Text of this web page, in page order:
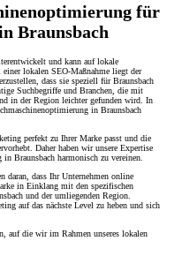
für
Braunsbach
und kann auf lokale
lokalen SEO-Maßnahme liegt der
dass sie speziell für Braunsbach
Suchbegriffe und Branchen, die mit
in der Region leichter gefunden wird. In
in Braunsbach
perfekt zu Ihrer Marke passt und die
Daher haben wir unsere Expertise
Braunsbach harmonisch zu vereinen.
dass Ihr Unternehmen online
in Einklang mit den spezifischen
und der umliegenden Region.
auf das nächste Level zu heben und sich
auf die wir im Rahmen unseres lokalen